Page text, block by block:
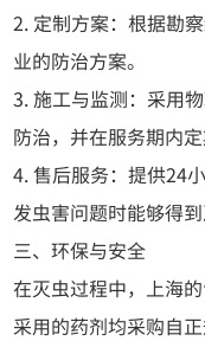
2. 定制方案：根据勘
业的防治方案。
3. 施工与监测：采用
防治，并在服务期内定
4. 售后服务：提供24
发虫害问题时能够得到
三、环保与安全
在灭虫过程中，上海
采用的药剂均采购自